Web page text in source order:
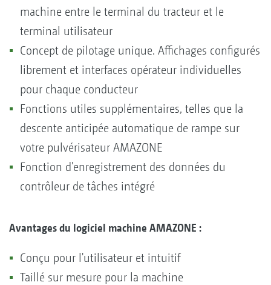
machine entre le terminal du tracteur et le
terminal utilisateur
Concept de pilotage unique. Affichages configurés
librement et interfaces opérateur individuelles
pour chaque conducteur
Fonctions utiles supplémentaires, telles que la
descente anticipée automatique de rampe sur
votre pulvérisateur AMAZONE
Fonction d'enregistrement des données du
contrôleur de tâches intégré
Avantages du logiciel machine AMAZONE :
Conçu pour l'utilisateur et intuitif
Taillé sur mesure pour la machine